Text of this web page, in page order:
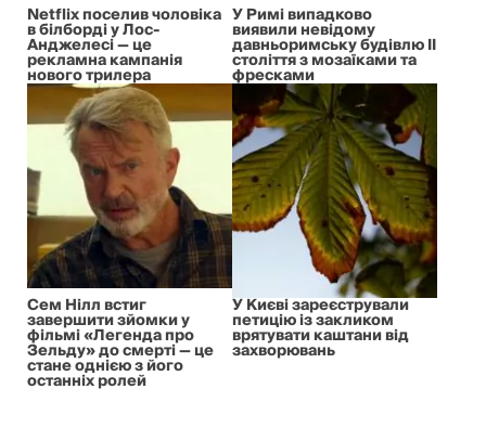
Netflix поселив чоловіка
в білборді у Лос-
Анджелесі — це
рекламна кампанія
нового трилера
У Римі випадково
виявили невідому
давньоримську будівлю II
століття з мозаїками та
фресками
Сем Нілл встиг
завершити зйомки у
фільмі «Легенда про
Зельду» до смерті — це
стане однією з його
останніх ролей
У Києві зареєстрували
петицію із закликом
врятувати каштани від
захворювань